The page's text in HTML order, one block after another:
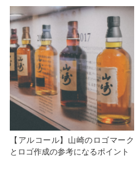
【アルコール】山崎のロゴマーク
とロゴ作成の参考になるポイント